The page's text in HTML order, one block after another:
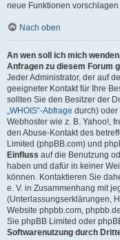
neue Funktionen
Nach oben
An wen soll ich mich
Anfragen zu diesem Forum
Jeder Administrator, der auf
geeigneter Kontakt für Ihre
sollten Sie den Besitzer der
„WHOIS“-Abfrage durch)
Webhoster wie z. B. Yahoo!,
den Abuse-Kontakt des
Limited (phpBB.com) und
Einfluss auf die Benutzung
haben und dafür in keiner
können. Kontaktieren Sie
e. V. in Zusammenhang mit
(Unterlassungserklärungen,
Website phpbb.com,
Sie phpBB Limited oder
Softwarenutzung durch